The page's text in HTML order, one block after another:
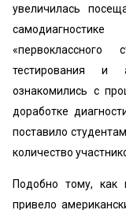
увеличилась
тестирования и
ознакомились с
доработке
поставило
количество
Подобно тому, как
привело